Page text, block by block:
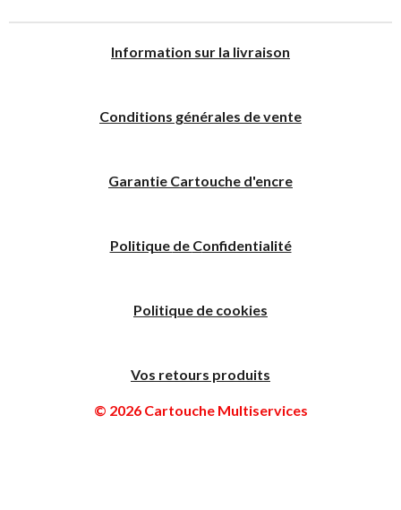
Information sur la livraison
Conditions générales de vente
Garantie Cartouche d'encre
Politique de Confidentialité
Politique de cookies
Vos retours produits
© 2026 Cartouche Multiservices